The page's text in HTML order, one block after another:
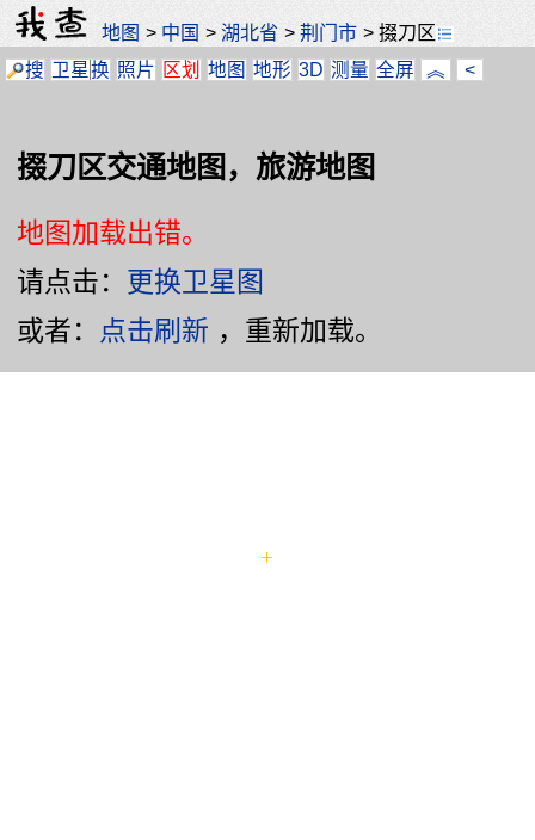
地图 > 中国 >湖北省 >荆门市 >掇刀区
搜 卫星换 照片 区划 地图 地形 3D 测量 全屏 ︽ <
掇刀区交通地图，旅游地图
地图加载出错。
请点击： 更换卫星图
或者： 点击刷新 ，重新加载。